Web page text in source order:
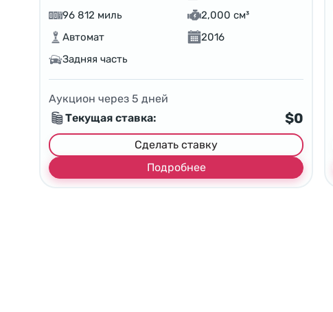
96 812 миль
2,000 см³
Автомат
2016
Задняя часть
Аукцион через 5 дней
Текущая ставка:
$0
Сделать ставку
Подробнее